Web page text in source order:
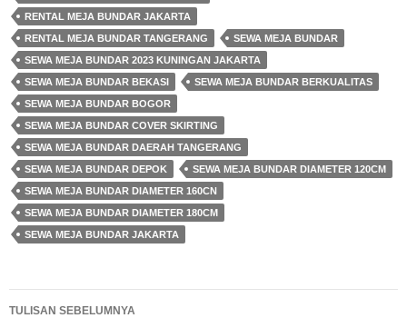
RENTAL MEJA BUNDAR JAKARTA
RENTAL MEJA BUNDAR TANGERANG
SEWA MEJA BUNDAR
SEWA MEJA BUNDAR 2023 KUNINGAN JAKARTA
SEWA MEJA BUNDAR BEKASI
SEWA MEJA BUNDAR BERKUALITAS
SEWA MEJA BUNDAR BOGOR
SEWA MEJA BUNDAR COVER SKIRTING
SEWA MEJA BUNDAR DAERAH TANGERANG
SEWA MEJA BUNDAR DEPOK
SEWA MEJA BUNDAR DIAMETER 120CM
SEWA MEJA BUNDAR DIAMETER 160CN
SEWA MEJA BUNDAR DIAMETER 180CM
SEWA MEJA BUNDAR JAKARTA
Navigasi
TULISAN SEBELUMNYA